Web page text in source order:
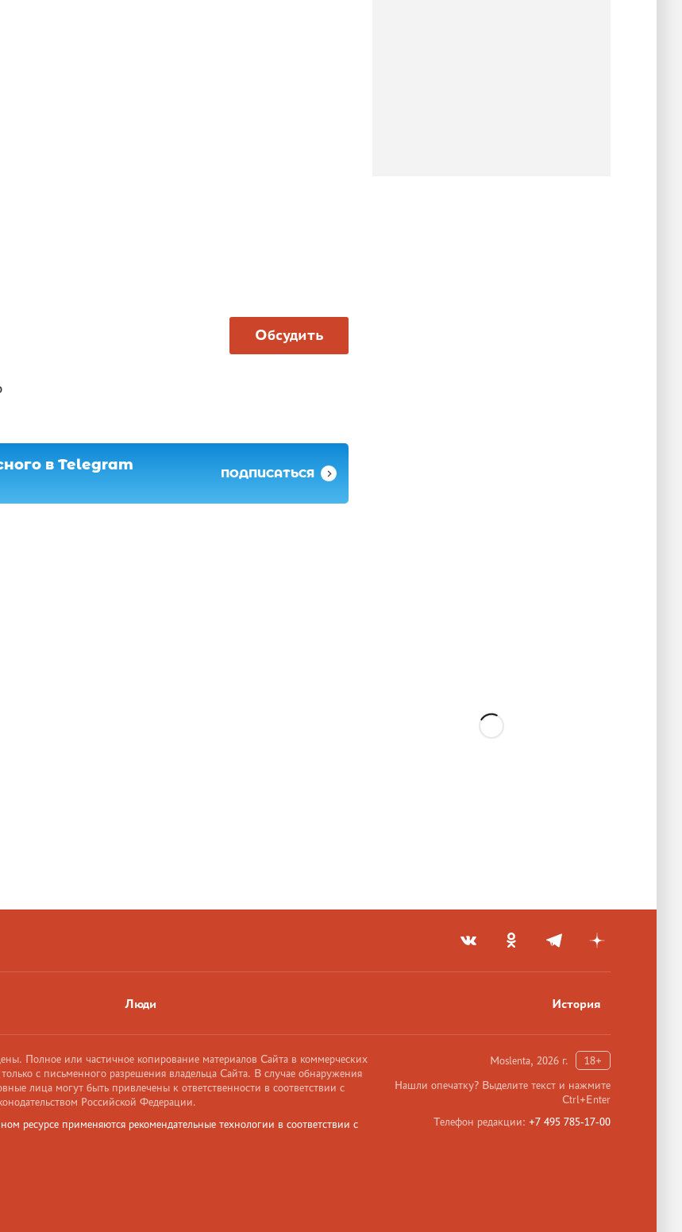
Обсудить
в Telegram
ПОДПИСАТЬСЯ
Люди История
Moslenta, 2026 г.
18+
Нашли опечатку? Выделите текст и нажмите
Ctrl+Enter
Телефон редакции: +7 495 785-17-00
Полное или частичное копирование материалов Сайта в коммерческих
с письменного разрешения владельца Сайта. В случае обнаружения
лица могут быть привлечены к ответственности в соответствии с
Российской Федерации.
ресурсе применяются рекомендательные технологии в соответствии с